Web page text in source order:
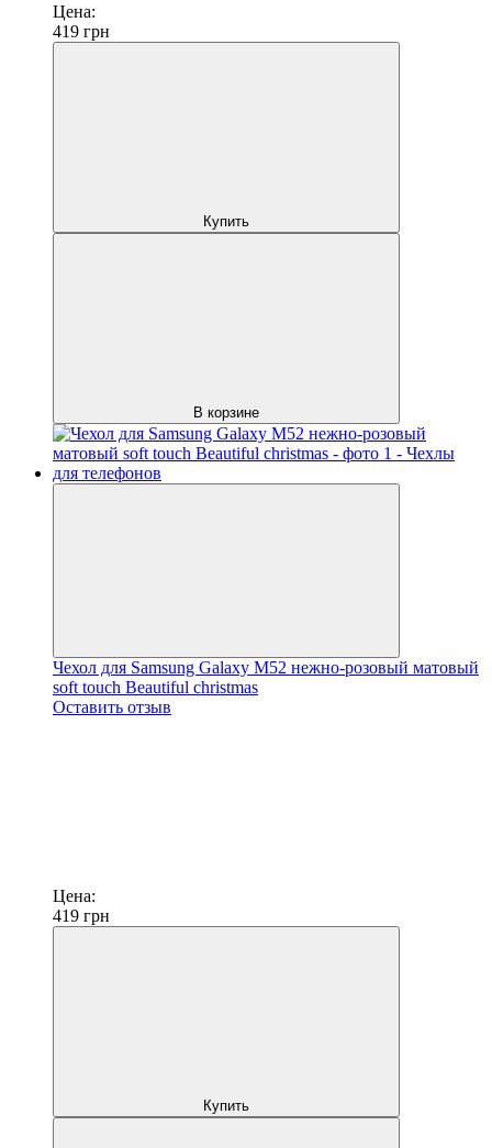
Цена:
419 грн
Купить
В корзине
Чехол для Samsung Galaxy M52 нежно-розовый матовый
soft touch Beautiful christmas
Оставить отзыв
Цена:
419 грн
Купить